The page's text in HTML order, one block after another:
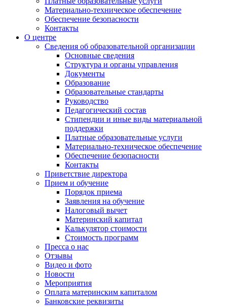
Материально-техническое обеспечение
Обеспечение безопасности
Контакты
О центре
Сведения об образовательной организации
Основные сведения
Структура и органы управления
Документы
Образование
Образовательные стандарты
Руководство
Педагогический состав
Стипендии и иные виды материальной
поддержки
Платные образовательные услуги
Материально-техническое обеспечение
Обеспечение безопасности
Контакты
Приветствие директора
Прием и обучение
Порядок приема
Заявления на обучение
Налоговый вычет
Материнский капитал
Калькулятор стоимости
Стоимость программ
Пресса о нас
Отзывы
Видео и фото
Новости
Мероприятия
Оплата материнским капиталом
Банковские реквизиты